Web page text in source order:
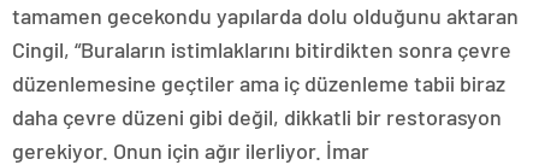
tamamen gecekondu yapılarda dolu olduğunu aktaran
Cingil, “Buraların istimlaklarını bitirdikten sonra çevre
düzenlemesine geçtiler ama iç düzenleme tabii biraz
daha çevre düzeni gibi değil, dikkatli bir restorasyon
gerekiyor. Onun için ağır ilerliyor. İmar